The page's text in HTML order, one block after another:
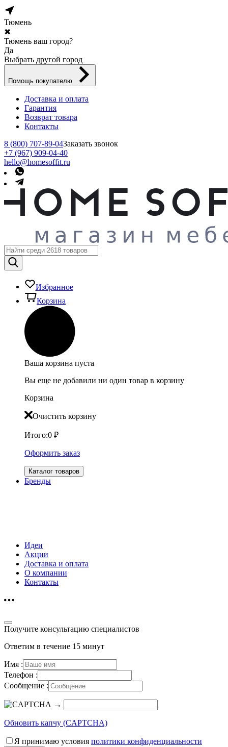
Тюмень
✖
Тюмень ваш город?
Да
Выбрать другой город
Помощь покупателю
Доставка и оплата
Гарантия
Возврат товара
Контакты
8 (800) 707-89-04Заказать звонок
+7 (967) 909-04-40
hello@homesoffit.ru
Избранное
Корзина
Ваша корзина пуста
Вы еще не добавили ни один товар в корзину
Корзина
Очистить корзину
Итого:0 ₽
Оформить заказ
Каталог товаров
Бренды
Идеи
Акции
Доставка и оплата
О компании
Контакты
Получите консультацию специалистов
Ответим в течение 15 минут
Имя :
Телефон :
Сообщение :
→
Обновить капчу (CAPTCHA)
Я принимаю условия политики конфиденциальности